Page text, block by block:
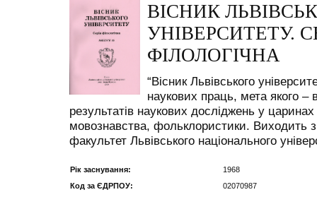
ВІСНИК
УНІВЕРСИТЕТУ.
ФІЛОЛОГІЧНА
“Вісник Львівського
наукових праць, мета якого –
результатів наукових досліджень у
мовознавства, фольклористики. Виходить
факультет Львівського національного
Рік заснування:
Код за ЄДРПОУ:
1968
02070987